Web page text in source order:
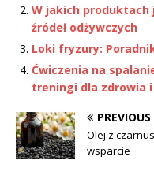
W jakich produktach
źródeł odżywczych
Loki fryzury:
Ćwiczenia na
treningi dla zdrowia
PREVIOUS
Olej z
wsparcie